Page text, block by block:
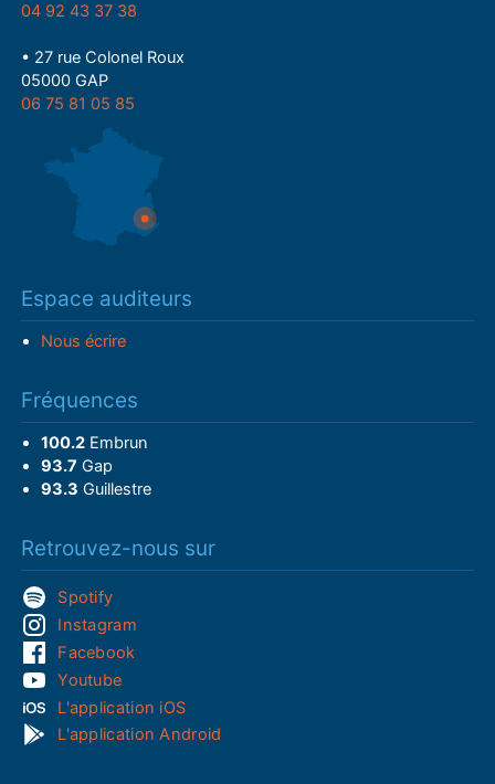
04 92 43 37 38
• 27 rue Colonel Roux
05000 GAP
06 75 81 05 85
Espace auditeurs
Nous écrire
Fréquences
100.2Embrun
93.7 Gap
93.3 Guillestre
Retrouvez-nous sur
Spotify
Instagram
Facebook
Youtube
L'application iOS
L'application Android